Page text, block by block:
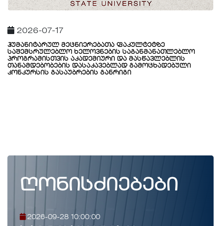
2026-07-17
ჰუმანიტარულ მეცნიერებათა ფაკულტეტზე
საშემსრულებლო ხელოვნების საგანმანათლებლო
პროგრამისთვის აკადემიური და მასწავლებლის
თანამდებობების დასაკავებლად გამოცხადებული
კონკურსის გასაუბრების განრიგი
ღონისძიებები
2026-09-28 10:00:00